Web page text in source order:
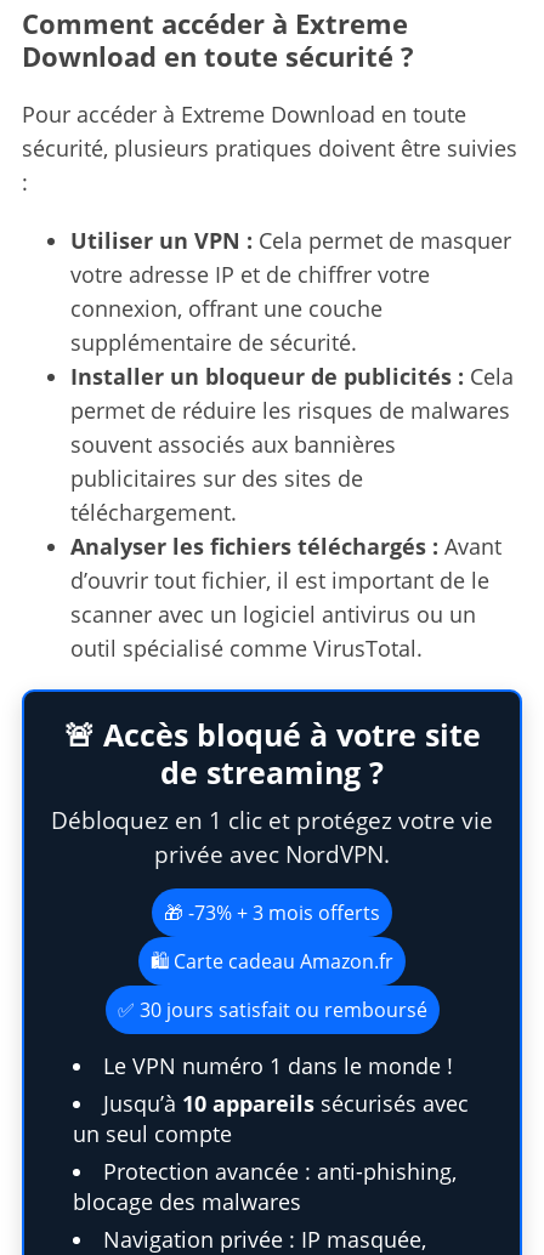
Comment accéder à Extreme
Download en toute sécurité ?
Pour accéder à Extreme Download en toute
sécurité, plusieurs pratiques doivent être suivies
:
Utiliser un VPN : Cela permet de masquer
votre adresse IP et de chiffrer votre
connexion, offrant une couche
supplémentaire de sécurité.
Installer un bloqueur de publicités : Cela
permet de réduire les risques de malwares
souvent associés aux bannières
publicitaires sur des sites de
téléchargement.
Analyser les fichiers téléchargés : Avant
d’ouvrir tout fichier, il est important de le
scanner avec un logiciel antivirus ou un
outil spécialisé comme VirusTotal.
🚨 Accès bloqué à votre site
de streaming ?
Débloquez en 1 clic et protégez votre vie
privée avec NordVPN.
🎁 -73% + 3 mois offerts
🛍️ Carte cadeau Amazon.fr
✅ 30 jours satisfait ou remboursé
Le VPN numéro 1 dans le monde !
Jusqu’à 10 appareilssécurisés avec
un seul compte
Protection avancée : anti-phishing,
blocage des malwares
Navigation privée : IP masquée,
S
e
a
c